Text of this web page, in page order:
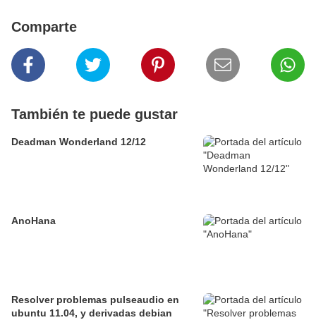
Comparte
También te puede gustar
Deadman Wonderland 12/12
AnoHana
Resolver problemas pulseaudio en
ubuntu 11.04, y derivadas debian